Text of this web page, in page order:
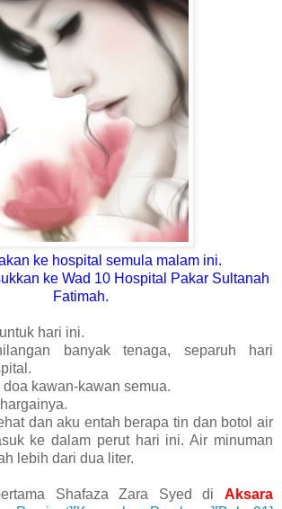
ke hospital semula malam ini.
ke Wad 10 Hospital Pakar Sultanah
Fatimah.
hari ini.
banyak tenaga, separuh hari
kawan-kawan semua.
dan aku entah berapa tin dan botol air
ke dalam perut hari ini. Air minuman
lebih dari dua liter.
Shafaza Zara Syed di Aksara